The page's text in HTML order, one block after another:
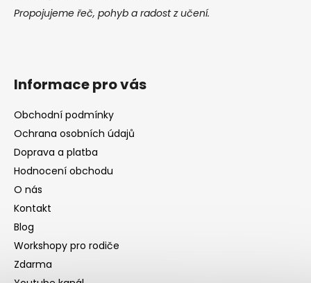
Propojujeme řeč, pohyb a radost z učení.
Informace pro vás
Obchodní podmínky
Ochrana osobních údajů
Doprava a platba
Hodnocení obchodu
O nás
Kontakt
Blog
Workshopy pro rodiče
Zdarma